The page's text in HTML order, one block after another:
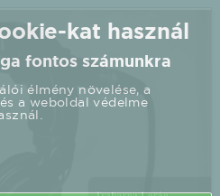
kat használ
fontos számunkra
élmény növelése, a
a weboldal védelme